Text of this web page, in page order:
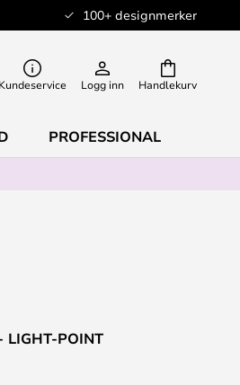
100+ designmerker
Handlekurv
Kundeservice Logg inn
PROFESSIONAL
POINT